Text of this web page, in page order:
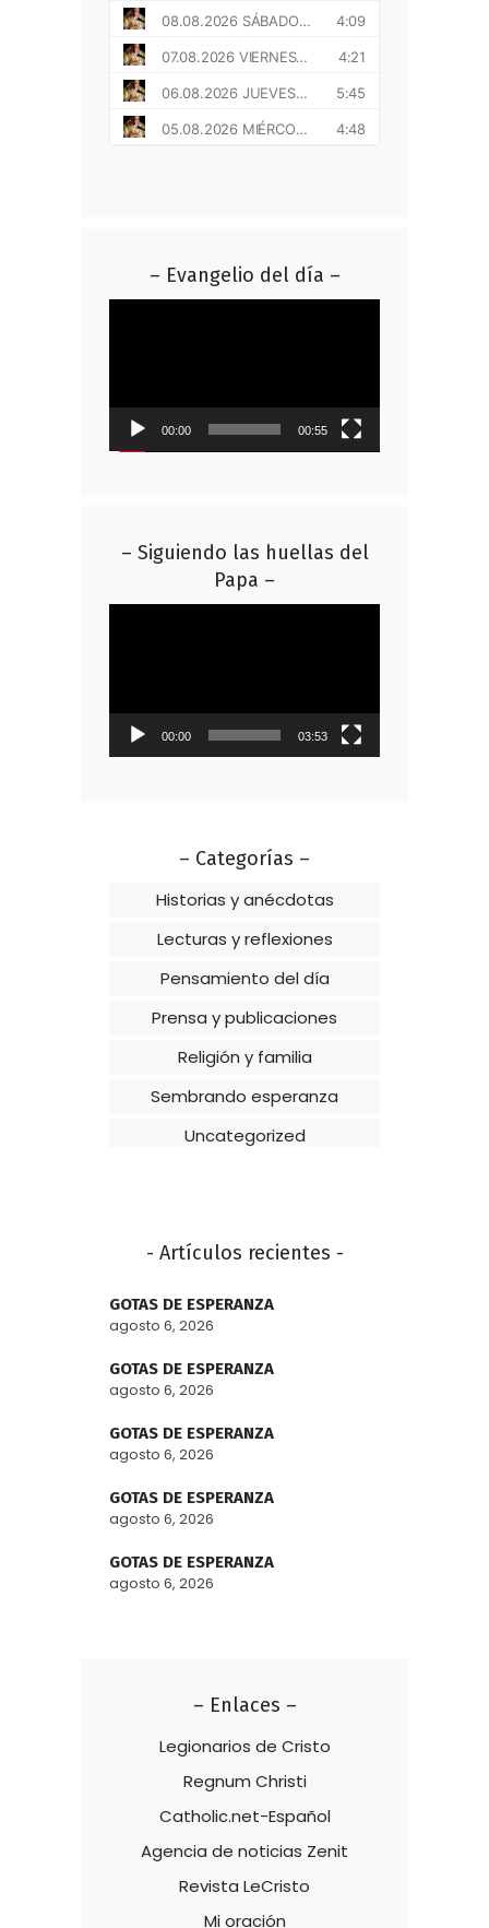
– Evangelio del día –
00:00 00:55
– Siguiendo las huellas del
Papa –
00:00 03:53
– Categorías –
Historias y anécdotas
Lecturas y reflexiones
Pensamiento del día
Prensa y publicaciones
Religión y familia
Sembrando esperanza
Uncategorized
- Artículos recientes -
GOTAS DE ESPERANZA
agosto 6, 2026
GOTAS DE ESPERANZA
agosto 6, 2026
GOTAS DE ESPERANZA
agosto 6, 2026
GOTAS DE ESPERANZA
agosto 6, 2026
GOTAS DE ESPERANZA
agosto 6, 2026
– Enlaces –
Legionarios de Cristo
Regnum Christi
Catholic.net-Español
Agencia de noticias Zenit
Revista LeCristo
Mi oración